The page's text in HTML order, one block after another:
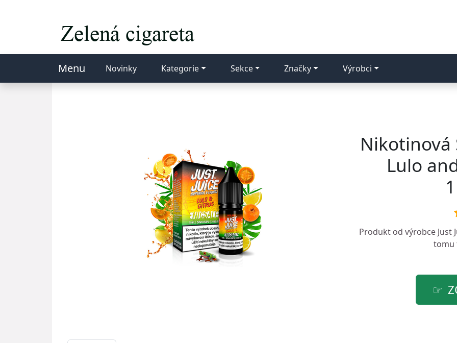
Menu Novinky Kategorie Sekce Značky Výrobci
Nikotinová
Lulo
Produkt od výrobce Just
tomu